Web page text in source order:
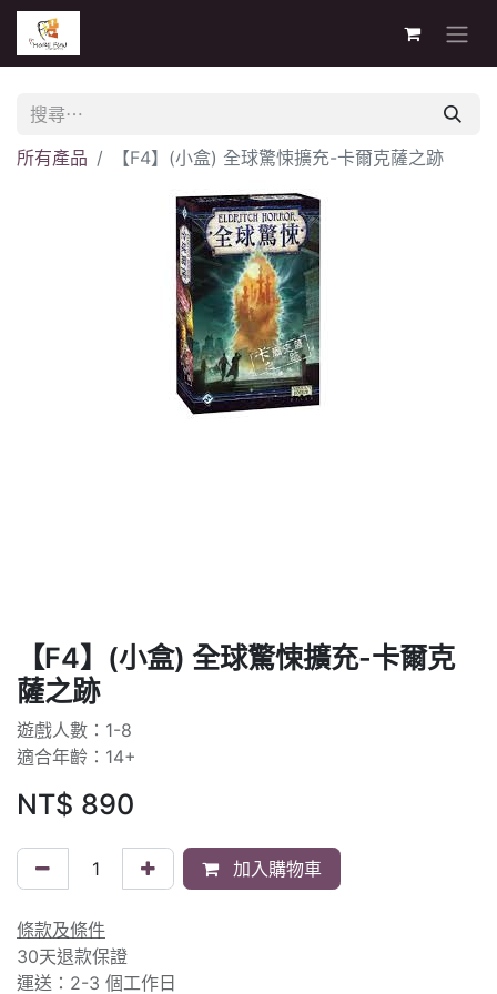
所有產品 【F4】(小盒) 全球驚悚擴充-卡爾克薩之跡
【F4】(小盒) 全球驚悚擴充-卡爾克
薩之跡
遊戲人數：1-8
適合年齡：14+
NT$ 890
加入購物車
條款及條件
30天退款保證
運送：2-3 個工作日